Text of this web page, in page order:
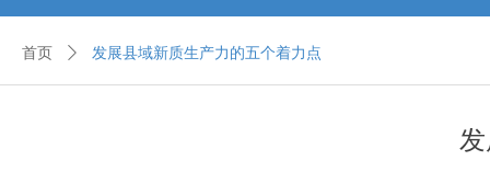
首页 ꄲ 发展县域新质生产力的五个着力点